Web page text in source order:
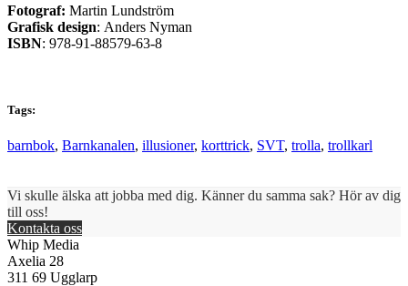
Fotograf: Martin Lundström
Grafisk design: Anders Nyman
ISBN: 978-91-88579-63-8
Tags:
barnbok, Barnkanalen, illusioner, korttrick, SVT, trolla, trollkarl
Vi skulle älska att jobba med dig. Känner du samma sak? Hör av dig
till oss!
Kontakta oss
Whip Media
Axelia 28
311 69 Ugglarp